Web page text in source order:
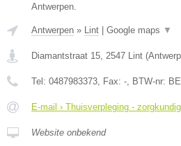
Antwerpen.
Antwerpen » Lint Google maps ▼
Diamantstraat 15 2547 Lint (
Tel: 0487983373 , Fax: - , BTW-nr:
E-mail › Thuisverpleging -
Website onbekend